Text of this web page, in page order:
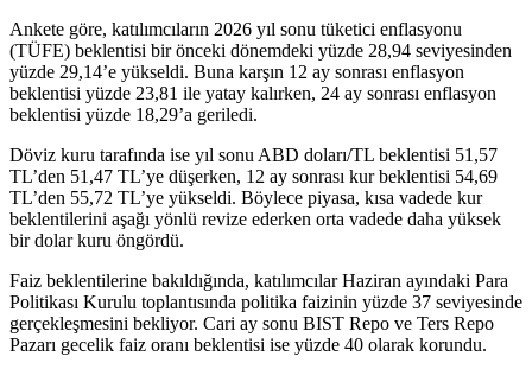
Ankete göre, katılımcıların 2026 yıl sonu tüketici enflasyonu
(TÜFE) beklentisi bir önceki dönemdeki yüzde 28,94 seviyesinden
yüzde 29,14’e yükseldi. Buna karşın 12 ay sonrası enflasyon
beklentisi yüzde 23,81 ile yatay kalırken, 24 ay sonrası enflasyon
beklentisi yüzde 18,29’a geriledi.
Döviz kuru tarafında ise yıl sonu ABD doları/TL beklentisi 51,57
TL’den 51,47 TL’ye düşerken, 12 ay sonrası kur beklentisi 54,69
TL’den 55,72 TL’ye yükseldi. Böylece piyasa, kısa vadede kur
beklentilerini aşağı yönlü revize ederken orta vadede daha yüksek
bir dolar kuru öngördü.
Faiz beklentilerine bakıldığında, katılımcılar Haziran ayındaki Para
Politikası Kurulu toplantısında politika faizinin yüzde 37 seviyesinde
gerçekleşmesini bekliyor. Cari ay sonu BIST Repo ve Ters Repo
Pazarı gecelik faiz oranı beklentisi ise yüzde 40 olarak korundu.